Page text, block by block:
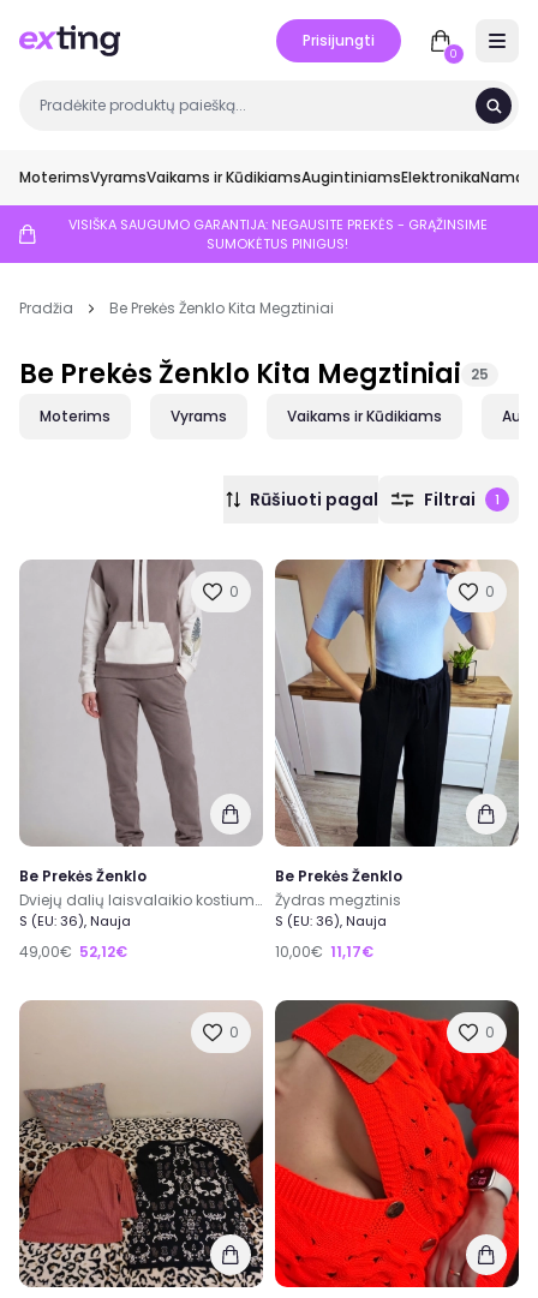
Prisijungti
0
MoterimsVyramsVaikams ir KūdikiamsAugintiniamsElektronikaNamai
VISIŠKA SAUGUMO GARANTIJA: NEGAUSITE PREKĖS - GRĄŽINSIME
SUMOKĖTUS PINIGUS!
Pradžia Be Prekės Ženklo Kita Megztiniai
Be Prekės Ženklo Kita Megztiniai 25
Moterims Vyrams Vaikams ir Kūdikiams
Rūšiuoti pagal Filtrai 1
0
Be Prekės Ženklo
Dviejų dalių laisvalaikio kostiumėlis su pūkeliu
S (EU: 36), Nauja
49,00€ 52,12€
0
Be Prekės Ženklo
Žydras megztinis
S (EU: 36), Nauja
10,00€ 11,17€
0 0